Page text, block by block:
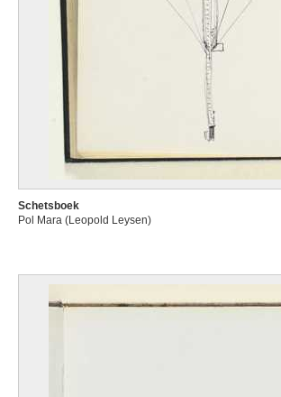
Schetsboek
Pol Mara (Leopold Leysen)